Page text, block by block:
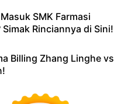
SMK Farmasi
Simak Rinciannya di Sini!
Billing Zhang Linghe vs